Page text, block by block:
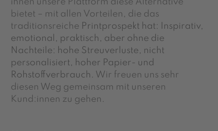
ihnen unsere Plattform diese Alternative
bietet – mit allen Vorteilen, die das
traditionsreiche Printprospekt hat: Inspirativ,
emotional, praktisch, aber ohne die
Nachteile: hohe Streuverluste, nicht
personalisiert, hoher Papier- und
Rohstoffverbrauch. Wir freuen uns sehr
diesen Weg gemeinsam mit unseren
Kund :innen zu gehen.